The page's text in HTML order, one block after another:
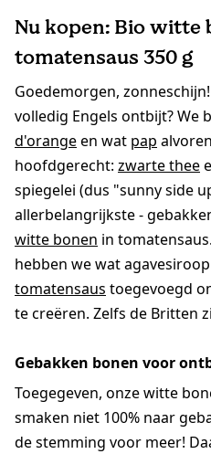
Nu kopen: Bio witte
tomatensaus 350 g
Goedemorgen,
volledig Engels ontbijt? We
d'orangeen wat pap
hoofdgerecht: zwarte thee
spiegelei (dus "sunny side
allerbelangrijkste -
witte bonen in
hebben we wat
tomatensaus toegevoegd
te creëren. Zelfs de Britten
Gebakken bonen voor
Toegegeven, onze witte
smaken niet 100% naar
de stemming voor meer!